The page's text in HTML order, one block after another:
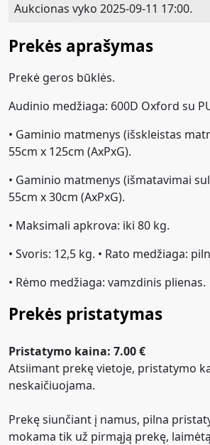
Aukcionas vyko 2025-09-11 17:00.
Prekės aprašymas
Prekė geros būklės.
Audinio medžiaga: 600D Oxford su
• Gaminio matmenys (išskleistas
55cm x 125cm (AxPxG).
• Gaminio matmenys (išmatavimai
55cm x 30cm (AxPxG).
• Maksimali apkrova: iki 80 kg.
• Svoris: 12,5 kg. • Rato medžiaga:
• Rėmo medžiaga: vamzdinis plienas.
Prekės pristatymas
Pristatymo kaina: 7.00 €
Atsiimant prekę vietoje, pristatymo
neskaičiuojama.
Prekę siunčiant į namus, pilna
mokama tik už pirmąją prekę,